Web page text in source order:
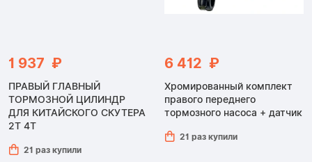
1 937 ₽
ПРАВЫЙ ГЛАВНЫЙ
ТОРМОЗНОЙ ЦИЛИНДР
ДЛЯ КИТАЙСКОГО СКУТЕРА
2Т 4Т
21 раз купили
6 412 ₽
Хромированный комплект
правого переднего
тормозного насоса + датчик
21 раз купили